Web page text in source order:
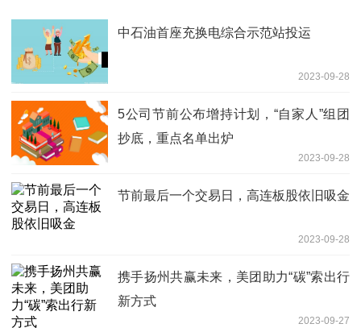
中石油首座充换电综合示范站投运
2023-09-28
5公司节前公布增持计划，“自家人”组团
抄底，重点名单出炉
2023-09-28
节前最后一个交易日，高连板股依旧吸金
2023-09-28
携手扬州共赢未来，美团助力“碳”索出行
新方式
2023-09-27